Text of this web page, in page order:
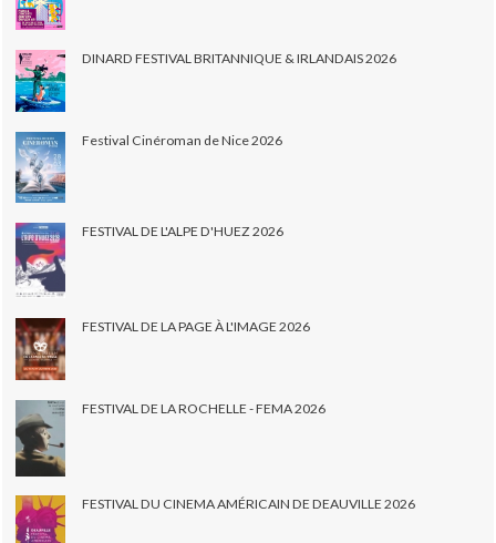
DINARD FESTIVAL BRITANNIQUE & IRLANDAIS 2026
Festival Cinéroman de Nice 2026
FESTIVAL DE L'ALPE D'HUEZ 2026
FESTIVAL DE LA PAGE À L'IMAGE 2026
FESTIVAL DE LA ROCHELLE - FEMA 2026
FESTIVAL DU CINEMA AMÉRICAIN DE DEAUVILLE 2026